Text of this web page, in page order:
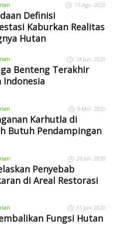
19 Agu 2020
Definisi
Kaburkan Realitas
Hutan
24 Jun 2020
Benteng Terakhir
Indonesia
8 Mei 2020
Karhutla di
Butuh Pendampingan
28 Jan 2020
Penyebab
di Areal Restorasi
11 Jan 2020
Fungsi Hutan